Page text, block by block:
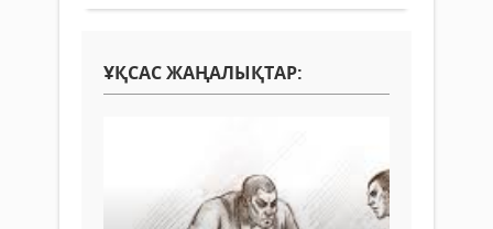
ҰҚСАС ЖАҢАЛЫҚТАР: